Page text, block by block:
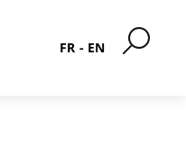
FR EN